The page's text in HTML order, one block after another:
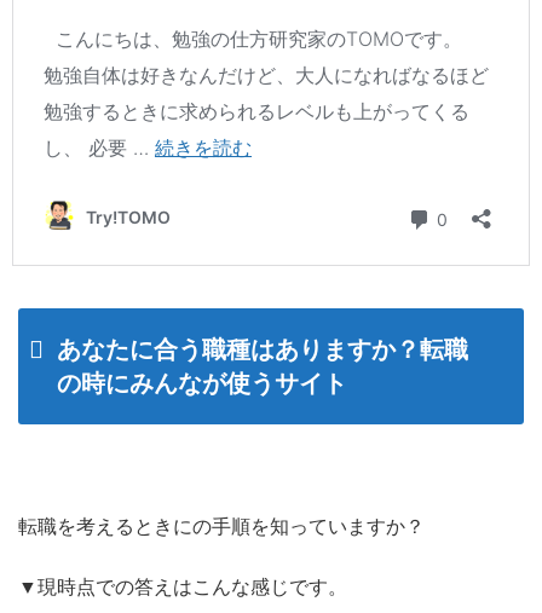
あなたに合う職種はありますか？転職
の時にみんなが使うサイト
転職を考えるときにの手順を知っていますか？
▼現時点での答えはこんな感じです。